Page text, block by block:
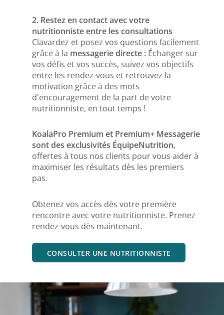
2. Restez en contact avec votre
nutritionniste entre les consultations
Clavardez et posez vos questions facilement
grâce à la messagerie directe : Échanger sur
vos défis et vos succès, suivez vos objectifs
entre les rendez-vous et retrouvez la
motivation grâce à des mots
d'encouragement de la part de votre
nutritionniste, en tout temps !
KoalaPro Premium et Premium+ Messagerie
sont des exclusivités ÉquipeNutrition,
offertes à tous nos clients pour vous aider à
maximiser les résultats dès les premiers
pas.
Obtenez vos accès dès votre première
rencontre avec votre nutritionniste. Prenez
rendez-vous dès maintenant.
CONSULTER UNE NUTRITIONNISTE